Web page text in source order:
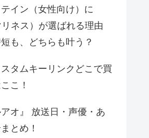
イン（女性向け）に
ネス）が選ばれる理由
も、どちらも叶う？
タムキーリンクどこで買
こ！
オ』 放送日・声優・あ
とめ！